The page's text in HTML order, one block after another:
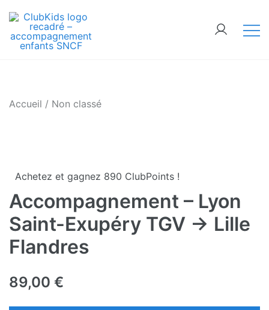
content
Accueil / Non classé
Achetez et gagnez 890 ClubPoints !
Accompagnement – Lyon
Saint-Exupéry TGV → Lille
Flandres
89,00 €
🚨 Nos accompagnements sont pris d’assaut.
Réservez dès maintenant !